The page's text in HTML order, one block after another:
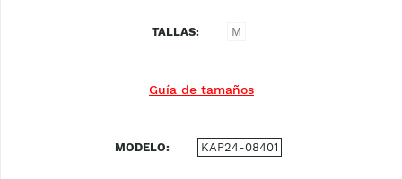
TALLAS M
Guía de tamaños
MODELO KAP24-08401